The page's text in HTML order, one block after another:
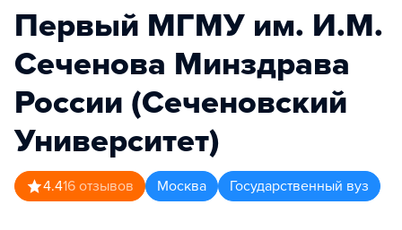
Первый МГМУ им. И.М.
Сеченова Минздрава
России (Сеченовский
Университет)
4.416 отзывов Москва Государственный вуз